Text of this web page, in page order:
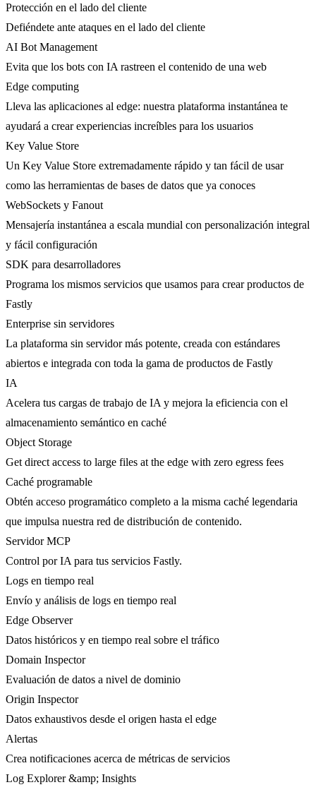
Protección en el lado del cliente
Defiéndete ante ataques en el lado del cliente
AI Bot Management
Evita que los bots con IA rastreen el contenido de una web
Edge computing
Lleva las aplicaciones al edge: nuestra plataforma instantánea te
ayudará a crear experiencias increíbles para los usuarios
Key Value Store
Un Key Value Store extremadamente rápido y tan fácil de usar
como las herramientas de bases de datos que ya conoces
WebSockets y Fanout
Mensajería instantánea a escala mundial con personalización integral
y fácil configuración
SDK para desarrolladores
Programa los mismos servicios que usamos para crear productos de
Fastly
Enterprise sin servidores
La plataforma sin servidor más potente, creada con estándares
abiertos e integrada con toda la gama de productos de Fastly
IA
Acelera tus cargas de trabajo de IA y mejora la eficiencia con el
almacenamiento semántico en caché
Object Storage
Get direct access to large files at the edge with zero egress fees
Caché programable
Obtén acceso programático completo a la misma caché legendaria
que impulsa nuestra red de distribución de contenido.
Servidor MCP
Control por IA para tus servicios Fastly.
Logs en tiempo real
Envío y análisis de logs en tiempo real
Edge Observer
Datos históricos y en tiempo real sobre el tráfico
Domain Inspector
Evaluación de datos a nivel de dominio
Origin Inspector
Datos exhaustivos desde el origen hasta el edge
Alertas
Crea notificaciones acerca de métricas de servicios
Log Explorer &amp; Insights